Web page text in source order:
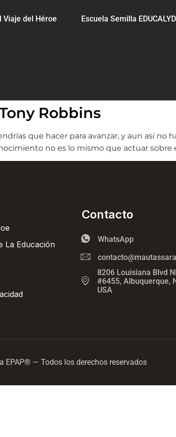
Viaje del Héroe Escuela Semilla
Robbins
que hacer para avanzar, y aun así no
no es lo mismo que actuar sobre
La Educación
Contacto
WhatsApp
8206 Louisiana Blvd
#6455, Albuquerque,
USA
EPAP® — Todos los derechos reservados